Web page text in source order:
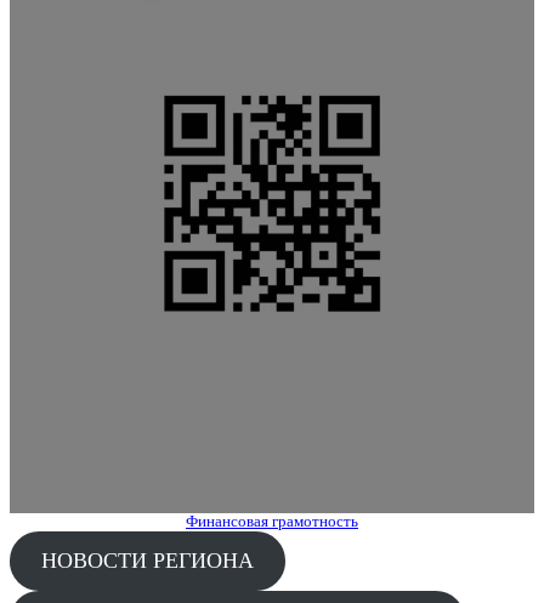
Финансовая грамотность
НОВОСТИ РЕГИОНА